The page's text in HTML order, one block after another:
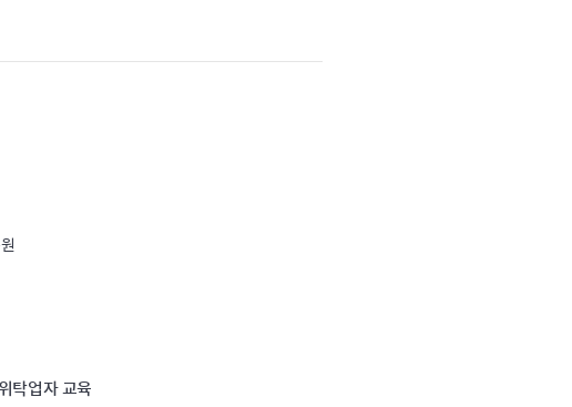
탁업자 교육